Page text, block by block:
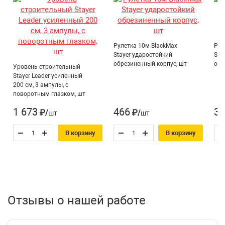
Уровень строительный
Stayer Leader усиленный
200 см, 3 ампулы, с
поворотным глазком, шт
1 673 ₽/шт
В корзину
Рулетка 10м BlackMax
Stayer ударостойкий
обрезиненный корпус, шт
466 ₽/шт
В корзину
Отзывы о нашей работе